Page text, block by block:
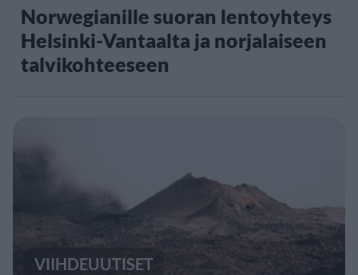
Norwegianille suoran lentoyhteys
Helsinki-Vantaalta ja norjalaiseen
talvikohteeseen
VIIHDEUUTISET